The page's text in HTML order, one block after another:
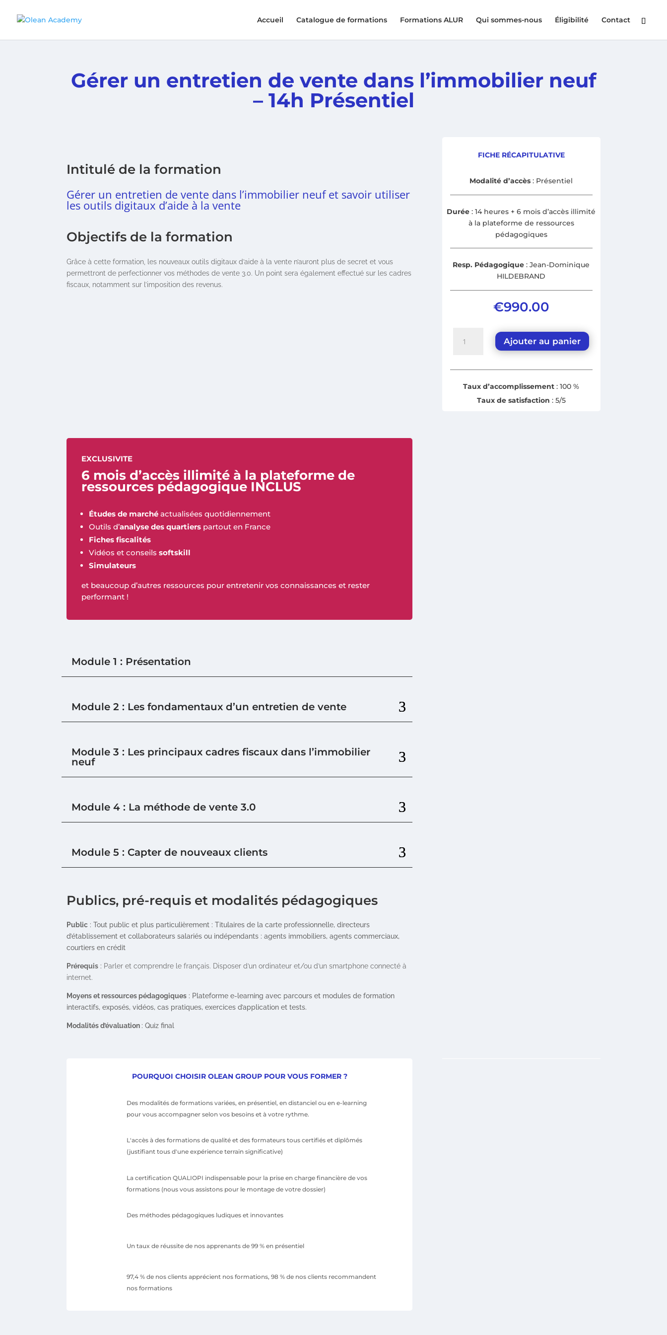
Accueil Catalogue de formations Formations ALUR Qui sommes-nous Éligibilité Contact
Gérer un entretien de vente dans l’immobilier neuf
– 14h Présentiel
Intitulé de la formation
Gérer un entretien de vente dans l’immobilier neuf et savoir utiliser
les outils digitaux d’aide à la vente
Objectifs de la formation
Grâce à cette formation, les nouveaux outils digitaux d’aide à la vente n’auront plus de secret et vous
permettront de perfectionner vos méthodes de vente 3.0. Un point sera également effectué sur les cadres
fiscaux, notamment sur l’imposition des revenus.
FICHE RÉCAPITULATIVE
Modalité d’accès : Présentiel
Durée : 14 heures + 6 mois d’accès illimité
à la plateforme de ressources
pédagogiques
Resp. Pédagogique: Jean-Dominique
HILDEBRAND
€990.00
Ajouter au panier
Taux d’accomplissement : 100 %
Taux de satisfaction : 5/5
EXCLUSIVITE
6 mois d’accès illimité à la plateforme de
ressources pédagogique INCLUS
Études de marché actualisées quotidiennement
Outils d’analyse des quartiers partout en France
Fiches fiscalités
Vidéos et conseilssoftskill
Simulateurs
et beaucoup d’autres ressources pour entretenir vos connaissances et rester
performant !
Module 1 : Présentation
Module 2 : Les fondamentaux d’un entretien de vente
Module 3 : Les principaux cadres fiscaux dans l’immobilier
neuf
Module 4 : La méthode de vente 3.0
Module 5 : Capter de nouveaux clients
Publics, pré-requis et modalités pédagogiques
Public : Tout public et plus particulièrement : Titulaires de la carte professionnelle, directeurs
d’établissement et collaborateurs salariés ou indépendants : agents immobiliers, agents commerciaux,
courtiers en crédit
Prérequis : Parler et comprendre le français. Disposer d’un ordinateur et/ou d’un smartphone connecté à
internet.
Moyens et ressources pédagogiques : Plateforme e-learning avec parcours et modules de formation
interactifs, exposés, vidéos, cas pratiques, exercices d’application et tests.
Modalités d’évaluation : Quiz final
POURQUOI CHOISIR OLEAN GROUP POUR VOUS FORMER ?
Des modalités de formations variées, en présentiel, en distanciel ou en e-learning
pour vous accompagner selon vos besoins et à votre rythme.
L'accès à des formations de qualité et des formateurs tous certifiés et diplômés
(justifiant tous d'une expérience terrain significative)
La certification QUALIOPI indispensable pour la prise en charge financière de vos
formations (nous vous assistons pour le montage de votre dossier)
Des méthodes pédagogiques ludiques et innovantes
Un taux de réussite de nos apprenants de 99 % en présentiel
97,4 % de nos clients apprécient nos formations, 98 % de nos clients recommandent
nos formations